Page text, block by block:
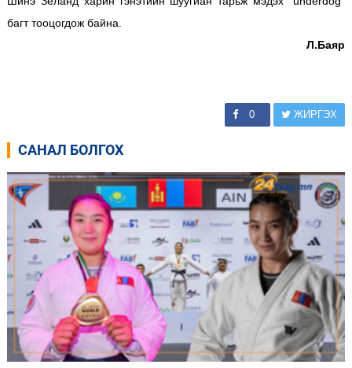
багт тооцогдож байна.
Л.Баяр
0 ЖИРГЭХ
САНАЛ БОЛГОХ